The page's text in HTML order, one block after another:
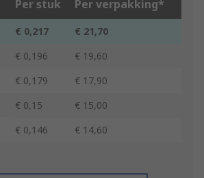
Per stuk Per verpakking*
€ 0,217
€ 21,70
€ 0,196
€ 19,60
€ 0,179
€ 17,90
€ 0,15
€ 15,00
€ 0,146 € 14,60